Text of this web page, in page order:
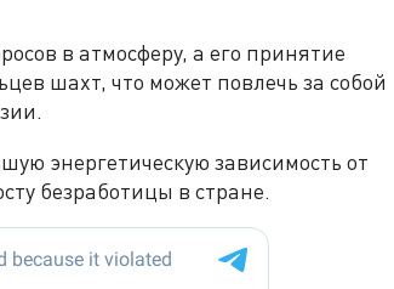
в атмосферу, а его принятие
шахт, что может повлечь за собой
энергетическую зависимость от
безработицы в стране.